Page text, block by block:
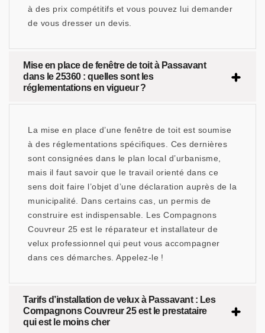
à des prix compétitifs et vous pouvez lui demander
de vous dresser un devis.
Mise en place de fenêtre de toit à Passavant
dans le 25360 : quelles sont les
réglementations en vigueur ?
La mise en place d’une fenêtre de toit est soumise
à des réglementations spécifiques. Ces dernières
sont consignées dans le plan local d’urbanisme,
mais il faut savoir que le travail orienté dans ce
sens doit faire l’objet d’une déclaration auprès de la
municipalité. Dans certains cas, un permis de
construire est indispensable. Les Compagnons
Couvreur 25 est le réparateur et installateur de
velux professionnel qui peut vous accompagner
dans ces démarches. Appelez-le !
Tarifs d’installation de velux à Passavant : Les
Compagnons Couvreur 25 est le prestataire
qui est le moins cher